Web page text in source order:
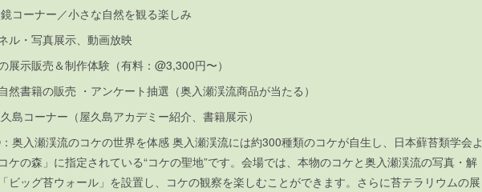
コーナー／小さな自然を観る楽しみ
ル・写真展示、動画放映
展示販売＆制作体験（有料：@3,300円〜）
然書籍の販売 ・アンケート抽選（奥入瀬渓流商品が当たる）
島コーナー（屋久島アカデミー紹介、書籍展示）
奥入瀬渓流のコケの世界を体感 奥入瀬渓流には約300種類のコケが自生し、日本蘚苔類学会よ
ケの森」に指定されている“コケの聖地”です。会場では、本物のコケと奥入瀬渓流の写真・解
ビッグ苔ウォール」を設置し、コケの観察を楽しむことができます。さらに苔テラリウムの展